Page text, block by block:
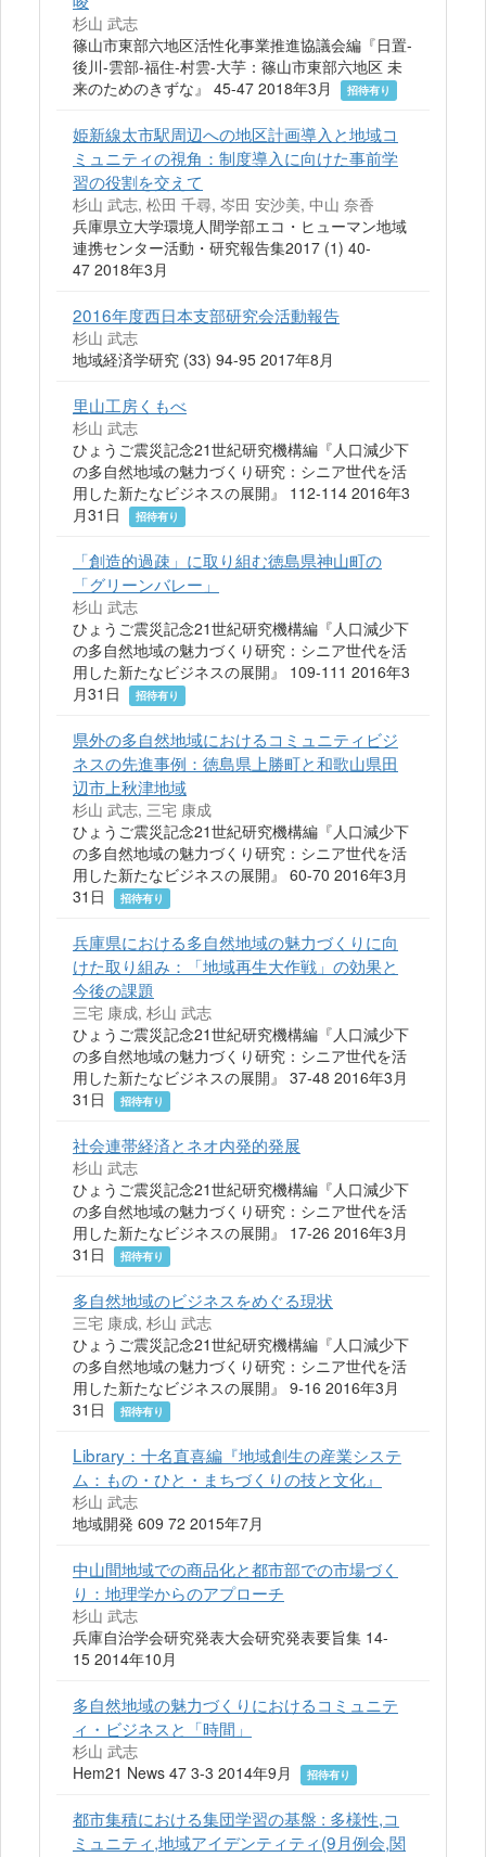
杉山 武志
篠山市東部六地区活性化事業推進協議会編『日置-
後川-雲部-福住-村雲-大芋：篠山市東部六地区 未
来のためのきずな』 45-47 2018年3月
招待有り
姫新線太市駅周辺への地区計画導入と地域コ
ミュニティの視角：制度導入に向けた事前学
習の役割を交えて
杉山 武志, 松田 千尋, 岑田 安沙美, 中山 奈香
兵庫県立大学環境人間学部エコ・ヒューマン地域
連携センター活動・研究報告集2017 (1) 40-
47 2018年3月
2016年度西日本支部研究会活動報告
杉山 武志
地域経済学研究 (33) 94-95 2017年8月
里山工房くもべ
杉山 武志
ひょうご震災記念21世紀研究機構編『人口減少下
の多自然地域の魅力づくり研究：シニア世代を活
用した新たなビジネスの展開』 112-114 2016年3
月31日
招待有り
「創造的過疎」に取り組む徳島県神山町の
「グリーンバレー」
杉山 武志
ひょうご震災記念21世紀研究機構編『人口減少下
の多自然地域の魅力づくり研究：シニア世代を活
用した新たなビジネスの展開』 109-111 2016年3
月31日
招待有り
県外の多自然地域におけるコミュニティビジ
ネスの先進事例：徳島県上勝町と和歌山県田
辺市上秋津地域
杉山 武志, 三宅 康成
ひょうご震災記念21世紀研究機構編『人口減少下
の多自然地域の魅力づくり研究：シニア世代を活
用した新たなビジネスの展開』 60-70 2016年3月
31日
招待有り
兵庫県における多自然地域の魅力づくりに向
けた取り組み：「地域再生大作戦」の効果と
今後の課題
三宅 康成, 杉山 武志
ひょうご震災記念21世紀研究機構編『人口減少下
の多自然地域の魅力づくり研究：シニア世代を活
用した新たなビジネスの展開』 37-48 2016年3月
31日
招待有り
社会連帯経済とネオ内発的発展
杉山 武志
ひょうご震災記念21世紀研究機構編『人口減少下
の多自然地域の魅力づくり研究：シニア世代を活
用した新たなビジネスの展開』 17-26 2016年3月
31日
招待有り
多自然地域のビジネスをめぐる現状
三宅 康成, 杉山 武志
ひょうご震災記念21世紀研究機構編『人口減少下
の多自然地域の魅力づくり研究：シニア世代を活
用した新たなビジネスの展開』 9-16 2016年3月
31日
招待有り
Library：十名直喜編『地域創生の産業システ
ム：もの・ひと・まちづくりの技と文化』
杉山 武志
地域開発 609 72 2015年7月
中山間地域での商品化と都市部での市場づく
り：地理学からのアプローチ
杉山 武志
兵庫自治学会研究発表大会研究発表要旨集 14-
15 2014年10月
多自然地域の魅力づくりにおけるコミュニテ
ィ・ビジネスと「時間」
杉山 武志
Hem21 News 47 3-3 2014年9月
招待有り
都市集積における集団学習の基盤 : 多様性,コ
ミュニティ,地域アイデンティティ(9月例会,関